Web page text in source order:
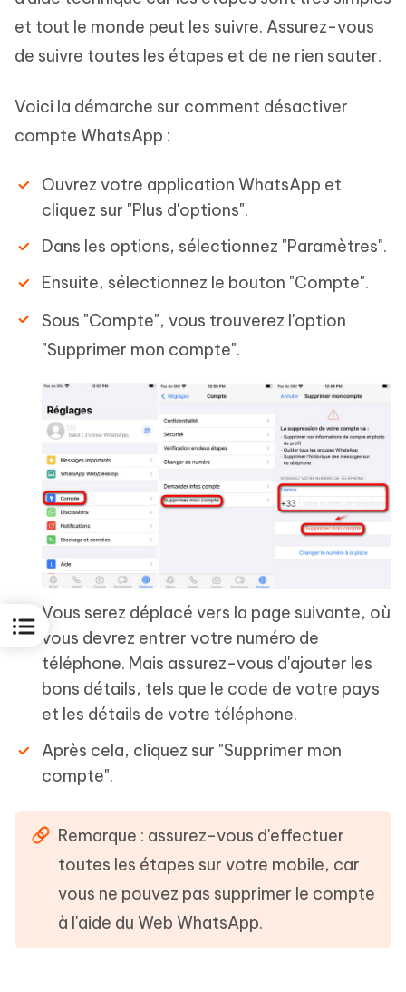
et tout le monde peut les suivre. Assurez-vous
de suivre toutes les étapes et de ne rien sauter.
Voici la démarche sur comment désactiver
compte WhatsApp :
Ouvrez votre application WhatsApp et
cliquez sur "Plus d'options".
Dans les options, sélectionnez "Paramètres".
Ensuite, sélectionnez le bouton "Compte".
Sous "Compte", vous trouverez l'option
"Supprimer mon compte".
Vous serez déplacé vers la page suivante, où
vous devrez entrer votre numéro de
téléphone. Mais assurez-vous d'ajouter les
bons détails, tels que le code de votre pays
et les détails de votre téléphone.
Après cela, cliquez sur "Supprimer mon
compte".
Remarque : assurez-vous d'effectuer
toutes les étapes sur votre mobile, car
vous ne pouvez pas supprimer le compte
à l'aide du Web WhatsApp.